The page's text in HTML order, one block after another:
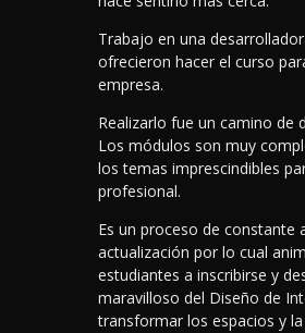
Trabajo en una
ofrecieron hacer el curso
empresa.
Realizarlo fue un camino de
Los módulos son muy
los temas imprescindibles
profesional.
Es un proceso de constante
actualización por lo cual
estudiantes a inscribirse y
maravilloso del Diseño de
transformar los espacios y